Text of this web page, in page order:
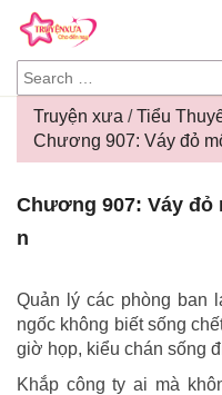
SEARCH
FOR:
Truyện xưa /Tiểu
Chương 907: Váy đỏ
Chương 907: Váy đỏ
n
Quản lý các phòng ban
ngốc không biết sống
giờ họp, kiểu chán sống
Khắp công ty ai mà